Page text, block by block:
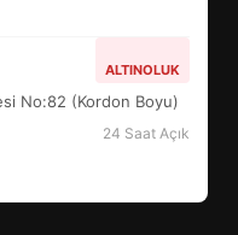
ALTINOLUK
No:82 (Kordon Boyu)
24 Saat Açık
NASIL
GÖZLER